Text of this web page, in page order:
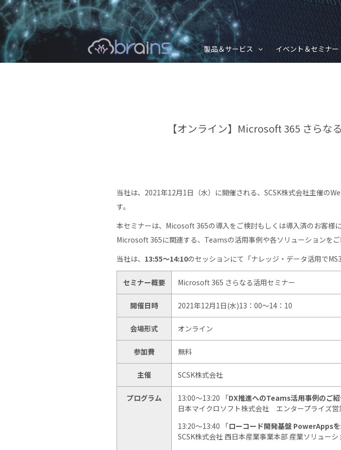
製品＆サービス イベント＆セミナー
【オンライン】Microsoft 365 さらな
当社は、2021年12月1日（水）に開催される、SCSK株式会社主催の
す。
本セミナーは、Micosoft 365の導入をご検討もしくは導入済のお客様
Microsoft 365に関連する、Teamsの活用事例や各ソリューションをご
当社は、 13:55～14:10のセッションにて「ナレッジ・データ活用で
セミナー概要 Microsoft 365 さらなる活用セミナー
開催日時 2021年12月1日(水)13：00～14：10
会場形式 オンライン
参加費 無料
主催 SCSK株式会社
プログラム 13:00～13:20 「DX推進へのTeams活用事例のご
日本マイクロソフト株式会社 エンタープライズ営
13:20～13:40 「ローコード開発基盤 PowerApps
SCSK株式会社 西日本産業事業本部 産業ソリュー